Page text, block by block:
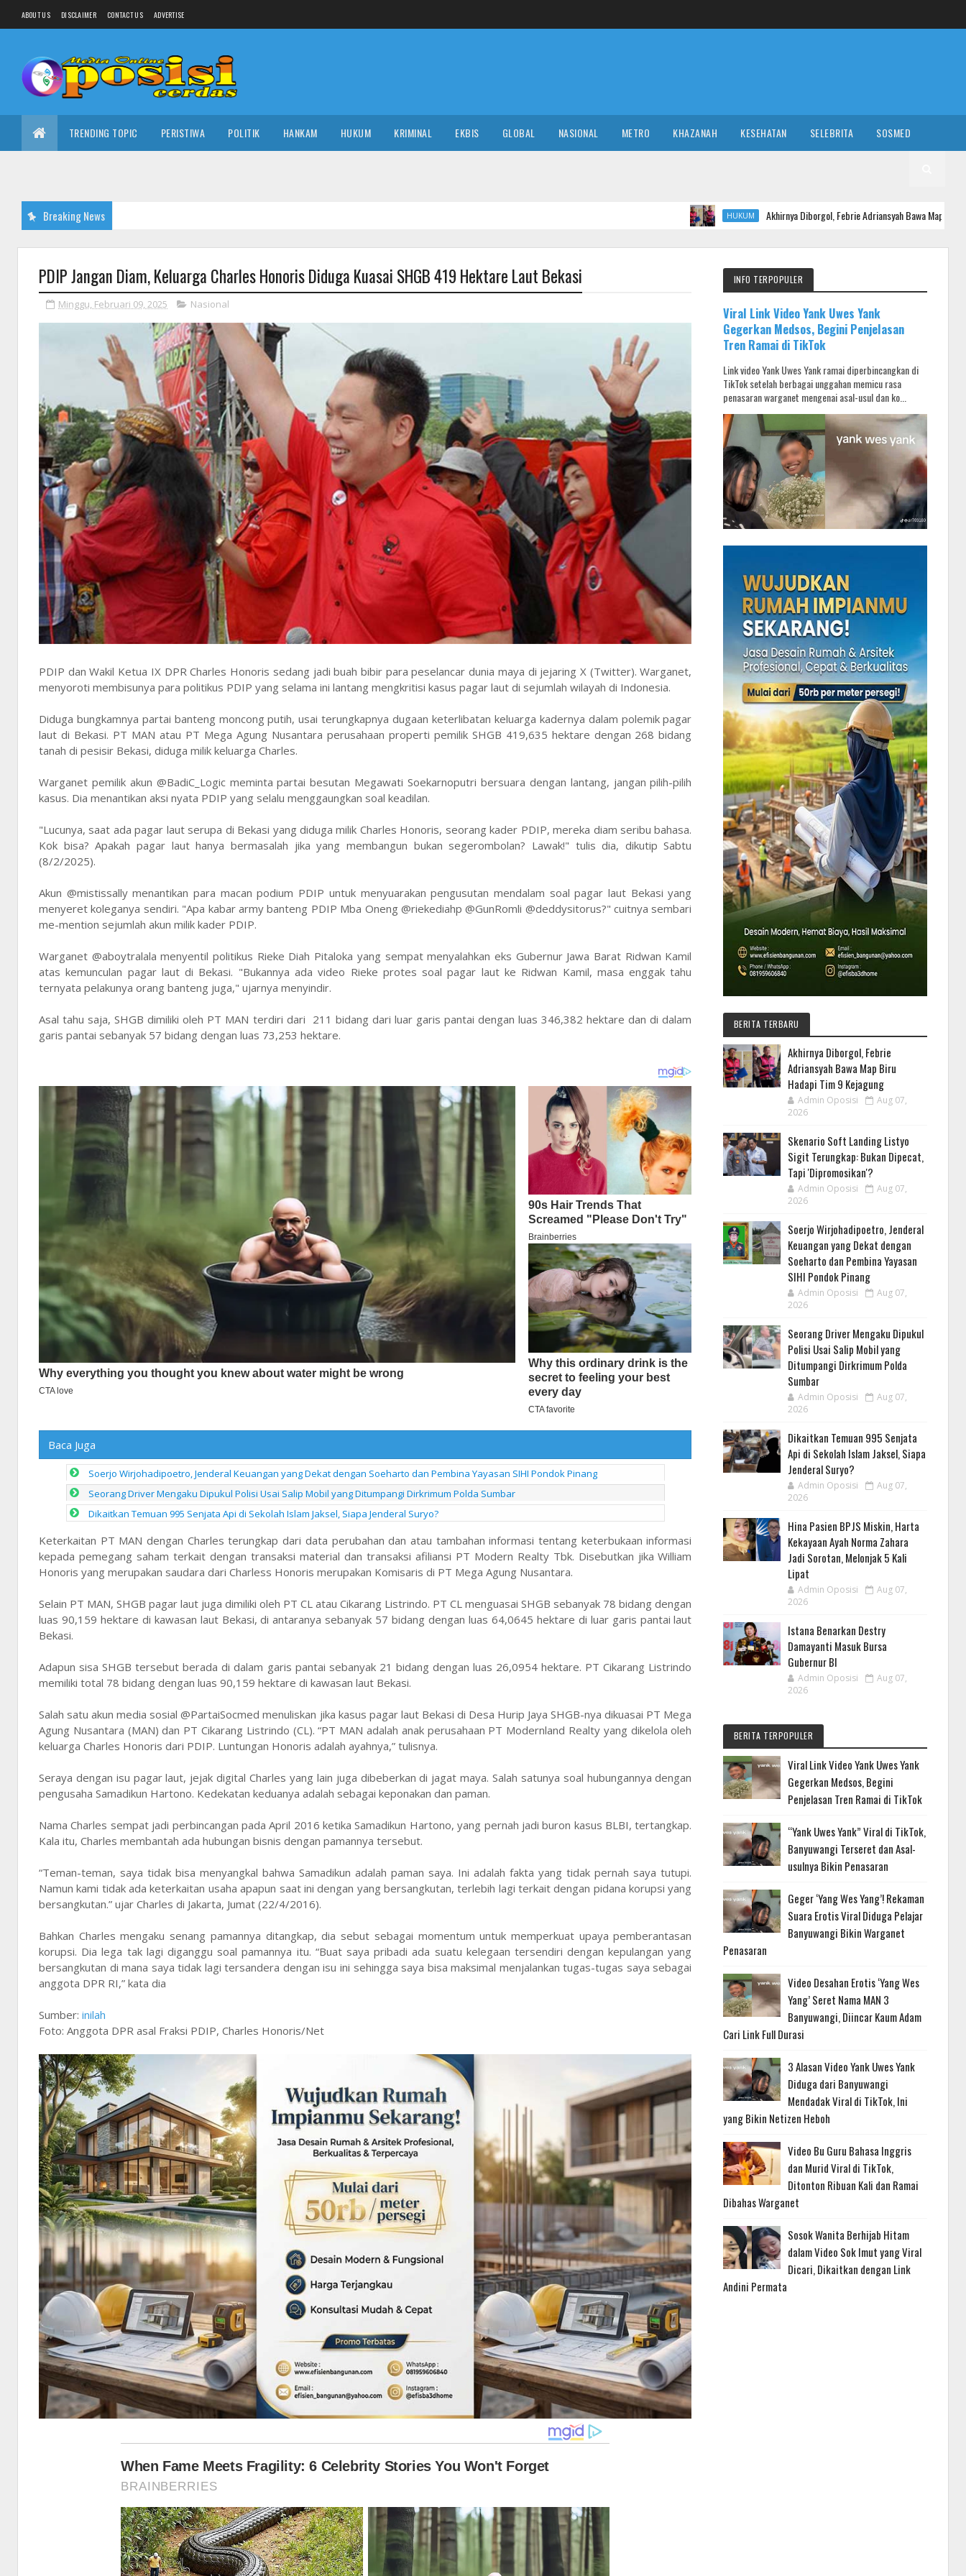
ABOUT US DISCLAIMER CONTACT US ADVERTISE
TRENDING TOPIC PERISTIWA POLITIK HANKAM HUKUM KRIMINAL EKBIS GLOBAL NASIONAL METRO KHAZANAH KESEHATAN SELEBRITA SOSMED
Breaking News HUKUM Akhirnya Diborgol, Febrie Adriansyah Bawa Map Biru Hadapi Tim 9
PDIP Jangan Diam, Keluarga Charles Honoris Diduga Kuasai SHGB 419 Hektare Laut Bekasi
Minggu, Februari 09, 2025 Nasional
PDIP dan Wakil Ketua IX DPR Charles Honoris sedang jadi buah bibir para peselancar dunia maya di jejaring X (Twitter). Warganet,
menyoroti membisunya para politikus PDIP yang selama ini lantang mengkritisi kasus pagar laut di sejumlah wilayah di Indonesia.
Diduga bungkamnya partai banteng moncong putih, usai terungkapnya dugaan keterlibatan keluarga kadernya dalam polemik pagar
laut di Bekasi. PT MAN atau PT Mega Agung Nusantara perusahaan properti pemilik SHGB 419,635 hektare dengan 268 bidang
tanah di pesisir Bekasi, diduga milik keluarga Charles.
Warganet pemilik akun @BadiC_Logic meminta partai besutan Megawati Soekarnoputri bersuara dengan lantang, jangan pilih-pilih
kasus. Dia menantikan aksi nyata PDIP yang selalu menggaungkan soal keadilan.
"Lucunya, saat ada pagar laut serupa di Bekasi yang diduga milik Charles Honoris, seorang kader PDIP, mereka diam seribu bahasa.
Kok bisa? Apakah pagar laut hanya bermasalah jika yang membangun bukan segerombolan? Lawak!" tulis dia, dikutip Sabtu
(8/2/2025).
Akun @mistissally menantikan para macan podium PDIP untuk menyuarakan pengusutan mendalam soal pagar laut Bekasi yang
menyeret koleganya sendiri. "Apa kabar army banteng PDIP Mba Oneng @riekediahp @GunRomli @deddysitorus?" cuitnya sembari
me-mention sejumlah akun milik kader PDIP.
Warganet @aboytralala menyentil politikus Rieke Diah Pitaloka yang sempat menyalahkan eks Gubernur Jawa Barat Ridwan Kamil
atas kemunculan pagar laut di Bekasi. "Bukannya ada video Rieke protes soal pagar laut ke Ridwan Kamil, masa enggak tahu
ternyata pelakunya orang banteng juga," ujarnya menyindir.
Asal tahu saja, SHGB dimiliki oleh PT MAN terdiri dari 211 bidang dari luar garis pantai dengan luas 346,382 hektare dan di dalam
garis pantai sebanyak 57 bidang dengan luas 73,253 hektare.
Baca Juga
Soerjo Wirjohadipoetro, Jenderal Keuangan yang Dekat dengan Soeharto dan Pembina Yayasan SIHI Pondok Pinang
Seorang Driver Mengaku Dipukul Polisi Usai Salip Mobil yang Ditumpangi Dirkrimum Polda Sumbar
Dikaitkan Temuan 995 Senjata Api di Sekolah Islam Jaksel, Siapa Jenderal Suryo?
Keterkaitan PT MAN dengan Charles terungkap dari data perubahan dan atau tambahan informasi tentang keterbukaan informasi
kepada pemegang saham terkait dengan transaksi material dan transaksi afiliansi PT Modern Realty Tbk. Disebutkan jika William
Honoris yang merupakan saudara dari Charless Honoris merupakan Komisaris di PT Mega Agung Nusantara.
Selain PT MAN, SHGB pagar laut juga dimiliki oleh PT CL atau Cikarang Listrindo. PT CL menguasai SHGB sebanyak 78 bidang dengan
luas 90,159 hektare di kawasan laut Bekasi, di antaranya sebanyak 57 bidang dengan luas 64,0645 hektare di luar garis pantai laut
Bekasi.
Adapun sisa SHGB tersebut berada di dalam garis pantai sebanyak 21 bidang dengan luas 26,0954 hektare. PT Cikarang Listrindo
memiliki total 78 bidang dengan luas 90,159 hektare di kawasan laut Bekasi.
Salah satu akun media sosial @PartaiSocmed menuliskan jika kasus pagar laut Bekasi di Desa Hurip Jaya SHGB-nya dikuasai PT Mega
Agung Nusantara (MAN) dan PT Cikarang Listrindo (CL). “PT MAN adalah anak perusahaan PT Modernland Realty yang dikelola oleh
keluarga Charles Honoris dari PDIP. Luntungan Honoris adalah ayahnya,” tulisnya.
Seraya dengan isu pagar laut, jejak digital Charles yang lain juga dibeberkan di jagat maya. Salah satunya soal hubungannya dengan
pengusaha Samadikun Hartono. Kedekatan keduanya adalah sebagai keponakan dan paman.
Nama Charles sempat jadi perbincangan pada April 2016 ketika Samadikun Hartono, yang pernah jadi buron kasus BLBI, tertangkap.
Kala itu, Charles membantah ada hubungan bisnis dengan pamannya tersebut.
“Teman-teman, saya tidak bisa menyangkal bahwa Samadikun adalah paman saya. Ini adalah fakta yang tidak pernah saya tutupi.
Namun kami tidak ada keterkaitan usaha apapun saat ini dengan yang bersangkutan, terlebih lagi terkait dengan pidana korupsi yang
bersangkutan.” ujar Charles di Jakarta, Jumat (22/4/2016).
Bahkan Charles mengaku senang pamannya ditangkap, dia sebut sebagai momentum untuk memperkuat upaya pemberantasan
korupsi. Dia lega tak lagi diganggu soal pamannya itu. “Buat saya pribadi ada suatu kelegaan tersendiri dengan kepulangan yang
bersangkutan di mana saya tidak lagi tersandera dengan isu ini sehingga saya bisa maksimal menjalankan tugas-tugas saya sebagai
anggota DPR RI,” kata dia
Sumber: inilah
Foto: Anggota DPR asal Fraksi PDIP, Charles Honoris/Net
INFO TERPOPULER
Viral Link Video Yank Uwes Yank
Gegerkan Medsos, Begini Penjelasan
Tren Ramai di TikTok
Link video Yank Uwes Yank ramai diperbincangkan di
TikTok setelah berbagai unggahan memicu rasa
penasaran warganet mengenai asal-usul dan ko...
BERITA TERBARU
Akhirnya Diborgol, Febrie
Adriansyah Bawa Map Biru
Hadapi Tim 9 Kejagung
Admin Oposisi
Aug 07,
2026
Skenario Soft Landing Listyo
Sigit Terungkap: Bukan Dipecat,
Tapi 'Dipromosikan'?
Admin Oposisi
Aug 07,
2026
Soerjo Wirjohadipoetro, Jenderal
Keuangan yang Dekat dengan
Soeharto dan Pembina Yayasan
SIHI Pondok Pinang
Admin Oposisi
Aug 07,
2026
Seorang Driver Mengaku Dipukul
Polisi Usai Salip Mobil yang
Ditumpangi Dirkrimum Polda
Sumbar
Admin Oposisi
Aug 07,
2026
Dikaitkan Temuan 995 Senjata
Api di Sekolah Islam Jaksel, Siapa
Jenderal Suryo?
Admin Oposisi
Aug 07,
2026
Hina Pasien BPJS Miskin, Harta
Kekayaan Ayah Norma Zahara
Jadi Sorotan, Melonjak 5 Kali
Lipat
Admin Oposisi
Aug 07,
2026
Istana Benarkan Destry
Damayanti Masuk Bursa
Gubernur BI
Admin Oposisi
Aug 07,
2026
BERITA TERPOPULER
Viral Link Video Yank Uwes Yank
Gegerkan Medsos, Begini
Penjelasan Tren Ramai di TikTok
“Yank Uwes Yank” Viral di TikTok,
Banyuwangi Terseret dan Asal-
usulnya Bikin Penasaran
Geger ‘Yang Wes Yang’! Rekaman
Suara Erotis Viral Diduga Pelajar
Banyuwangi Bikin Warganet
Penasaran
Video Desahan Erotis ‘Yang Wes
Yang’ Seret Nama MAN 3
Banyuwangi, Diincar Kaum Adam
Cari Link Full Durasi
3 Alasan Video Yank Uwes Yank
Diduga dari Banyuwangi
Mendadak Viral di TikTok, Ini
yang Bikin Netizen Heboh
Video Bu Guru Bahasa Inggris
dan Murid Viral di TikTok,
Ditonton Ribuan Kali dan Ramai
Dibahas Warganet
Sosok Wanita Berhijab Hitam
dalam Video Sok Imut yang Viral
Dicari, Dikaitkan dengan Link
Andini Permata